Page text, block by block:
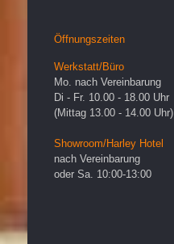
Öffnungszeiten
Werkstatt/Büro
Mo. nach Vereinbarung
Di - Fr. 10.00 - 18.00 Uhr
(Mittag 13.00 - 14.00 Uhr)
Showroom/Harley Hotel
nach Vereinbarung
oder Sa. 10:00-13:00